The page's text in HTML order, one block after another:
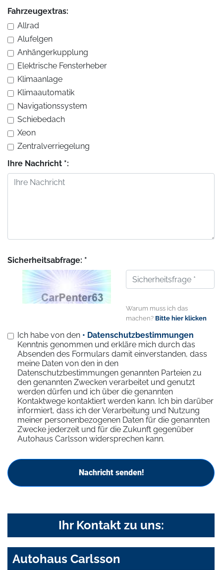
Fahrzeugextras:
Allrad
Alufelgen
Anhängerkupplung
Elektrische Fensterheber
Klimaanlage
Klimaautomatik
Navigationssystem
Schiebedach
Xeon
Zentralverriegelung
Ihre Nachricht *:
Sicherheitsabfrage: *
Warum muss ich das
machen? Bitte hier klicken
Ich habe von den • Datenschutzbestimmungen
Kenntnis genommen und erkläre mich durch das
Absenden des Formulars damit einverstanden, dass
meine Daten von den in den
Datenschutzbestimmungen genannten Parteien zu
den genannten Zwecken verarbeitet und genutzt
werden dürfen und ich über die genannten
Kontaktwege kontaktiert werden kann. Ich bin darüber
informiert, dass ich der Verarbeitung und Nutzung
meiner personenbezogenen Daten für die genannten
Zwecke jederzeit und für die Zukunft gegenüber
Autohaus Carlsson widersprechen kann.
Nachricht senden!
Ihr Kontakt zu uns:
Autohaus Carlsson